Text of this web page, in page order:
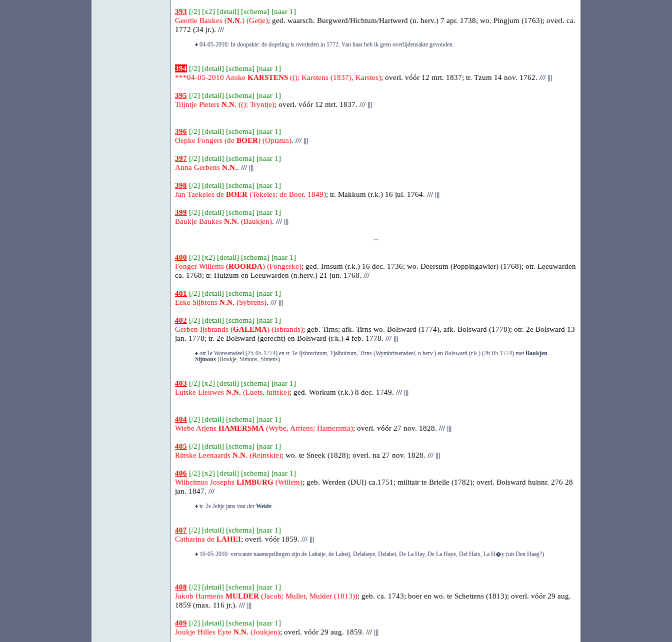
393 [/2] [x2] [detail] [schema] [naar 1]
Geertie Baukes (N.N.) (Getje); ged. waarsch. Burgwerd/Hichtum/Hartwerd (n. herv.) 7 apr. 1738; wo. Pingjum (1763); overl. ca.
1772 (34 jr.). ///
♦ 04-05-2010: In doopakte: de dopeling is overleden in 1772. Van haar heb ik geen overlijdensakte gevonden.
394 [/2] [detail] [schema] [naar 1]
***04-05-2010 Anske KARSTENS ((); Karstens (1837), Karstes); overl. vóór 12 mrt. 1837; tr. Tzum 14 nov. 1762. ///|||
395 [/2] [detail] [schema] [naar 1]
Trijntje Pieters N.N. ((); Tryntje); overl. vóór 12 mrt. 1837. ///|||
396 [/2] [detail] [schema] [naar 1]
Oepke Fongers (de BOER) (Optatus). ///|||
397 [/2] [detail] [schema] [naar 1]
Anna Gerbens N.N.. ///|||
398 [/2] [detail] [schema] [naar 1]
Jan Taekeles de BOER (Tekeles; de Boer, 1849); tr. Makkum (r.k.) 16 jul. 1764. ///|||
399 [/2] [detail] [schema] [naar 1]
Baukje Baukes N.N. (Baukjen). ///|||
»»
400 [/2] [x2] [detail] [schema] [naar 1]
Fonger Willems (ROORDA) (Fongerke); ged. Irnsum (r.k.) 16 dec. 1736; wo. Deersum (Poppingawier) (1768); otr. Leeuwarden
ca. 1768; tr. Huizum en Leeuwarden (n.herv.) 21 jun. 1768. ///
401 [/2] [detail] [schema] [naar 1]
Eeke Sijbrens N.N. (Sybrens). ///|||
402 [/2] [detail] [schema] [naar 1]
Gerben Ijsbrands (GALEMA) (Isbrands); geb. Tirns; afk. Tirns wo. Bolsward (1774), afk. Bolsward (1778); otr. 2e Bolsward 13
jan. 1778; tr. 2e Bolsward (gerecht) en Bolsward (r.k.) 4 feb. 1778. ///|||
♦ otr.1e Wonseradeel (25-05-1774) en tr. 1e Ijsbrechtum, Tjalhuizum, Tirns (Wymbritseradeel, n.herv.) en Bolsward (r.k.) (26-05-1774) met Baukjen
Sijmons (Boukje, Simons, Simens).
403 [/2] [x2] [detail] [schema] [naar 1]
Lutske Lieuwes N.N. (Luets, luitske); ged. Workum (r.k.) 8 dec. 1749. ///|||
404 [/2] [detail] [schema] [naar 1]
Wiebe Arjens HAMERSMA (Wybe, Arriens; Hamersma); overl. vóór 27 nov. 1828. ///|||
405 [/2] [detail] [schema] [naar 1]
Rinske Leenaards N.N. (Reinskie); wo. te Sneek (1828); overl. na 27 nov. 1828. ///|||
406 [/2] [x2] [detail] [schema] [naar 1]
Wilhelmus Josephs LIMBURG (Willem); geb. Werden (DUI) ca.1751; militair te Brielle (1782); overl. Bolsward huisnr. 276 28
jan. 1847. ///
♦ tr. 2e Jeltje jans van der Weide.
407 [/2] [detail] [schema] [naar 1]
Catharina de LAHEI; overl. vóór 1859. ///|||
♦ 10-05-2010: verwante naamspellingen zijn de Lahaije, de Laheij, Delahaye, Delahei, De La Hay, De La Haye, Del Haix, La H�y (uit Den Haag?)
408 [/2] [detail] [schema] [naar 1]
Jakob Harmens MULDER (Jacob; Muller, Mulder (1813)); geb. ca. 1743; boer en wo. te Schettens (1813); overl. vóór 29 aug.
1859 (max. 116 jr.). ///|||
409 [/2] [detail] [schema] [naar 1]
Joukje Hilles Eyte N.N. (Joukjen); overl. vóór 29 aug. 1859. ///|||